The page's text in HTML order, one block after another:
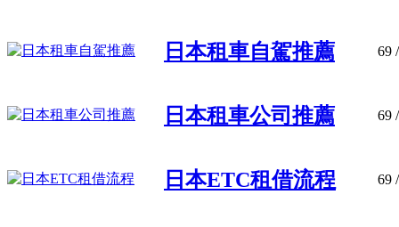
日本租車自駕推薦 69
日本租車公司推薦 69
日本ETC租借流程 69